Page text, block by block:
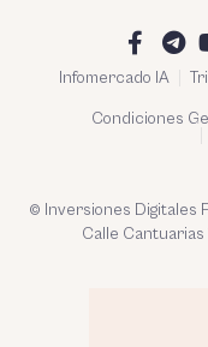
Infomercado IA
Condiciones
© Inversiones Digitales
Calle Cantuarias